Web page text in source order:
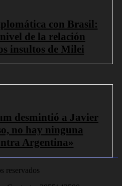
con Brasil:
de la relación
insultos de Milei
desmintió a Javier
no hay ninguna
Argentina»
reservados